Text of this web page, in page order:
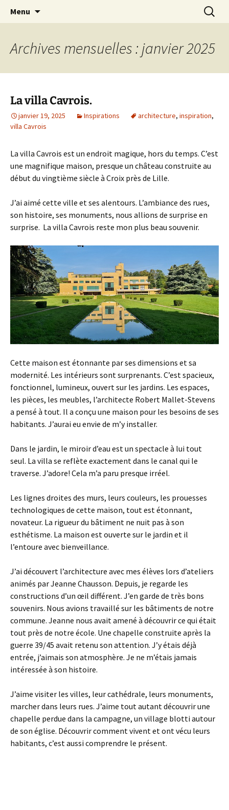
filsetcrayons
Le blog de Sophie A
Menu
Archives mensuelles : janvier 2025
La villa Cavrois.
janvier 19, 2025 Inspirations architecture, inspiration,
villa Cavrois
La villa Cavrois est un endroit magique, hors du temps. C’est
une magnifique maison, presque un château construite au
début du vingtième siècle à Croix près de Lille.
J’ai aimé cette ville et ses alentours. L’ambiance des rues,
son histoire, ses monuments, nous allions de surprise en
surprise. La villa Cavrois reste mon plus beau souvenir.
Cette maison est étonnante par ses dimensions et sa
modernité. Les intérieurs sont surprenants. C’est spacieux,
fonctionnel, lumineux, ouvert sur les jardins. Les espaces,
les pièces, les meubles, l’architecte Robert Mallet-Stevens
a pensé à tout. Il a conçu une maison pour les besoins de ses
habitants. J’aurai eu envie de m’y installer.
Dans le jardin, le miroir d’eau est un spectacle à lui tout
seul. La villa se reflète exactement dans le canal qui le
traverse. J’adore! Cela m’a paru presque irréel.
Les lignes droites des murs, leurs couleurs, les prouesses
technologiques de cette maison, tout est étonnant,
novateur. La rigueur du bâtiment ne nuit pas à son
esthétisme. La maison est ouverte sur le jardin et il
l’entoure avec bienveillance.
J’ai découvert l’architecture avec mes élèves lors d’ateliers
animés par Jeanne Chausson. Depuis, je regarde les
constructions d’un œil différent. J’en garde de très bons
souvenirs. Nous avions travaillé sur les bâtiments de notre
commune. Jeanne nous avait amené à découvrir ce qui était
tout près de notre école. Une chapelle construite après la
guerre 39/45 avait retenu son attention. J’y étais déjà
entrée, j’aimais son atmosphère. Je ne m’étais jamais
intéressée à son histoire.
J’aime visiter les villes, leur cathédrale, leurs monuments,
marcher dans leurs rues. J’aime tout autant découvrir une
chapelle perdue dans la campagne, un village blotti autour
de son église. Découvrir comment vivent et ont vécu leurs
habitants, c’est aussi comprendre le présent.